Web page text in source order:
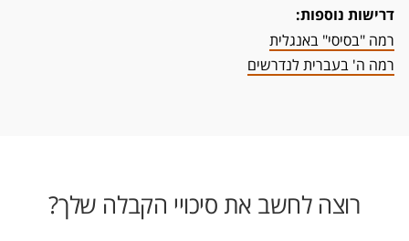
דרישות נוספות:
רמה "בסיסי" באנגלית
רמה ה' בעברית לנדרשים
רוצה לחשב את סיכויי הקבלה שלך?